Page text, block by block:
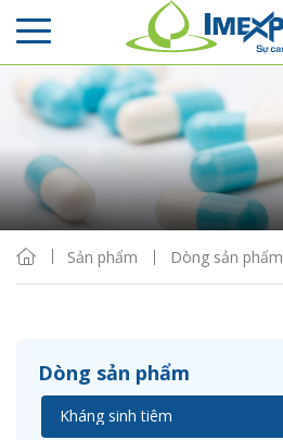
Sản phẩm Dòng sản phẩm
Dòng sản phẩm
Sắp xếp
Hiển thị